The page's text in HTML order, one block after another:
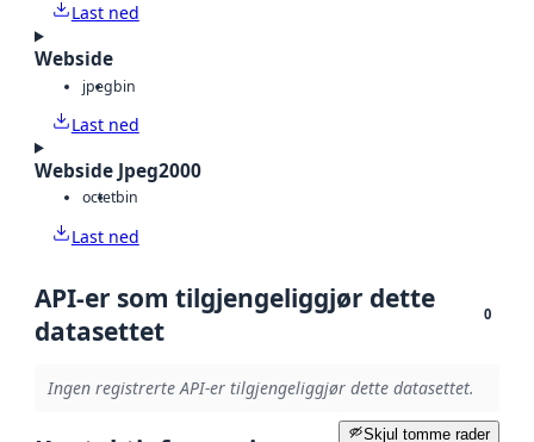
Last ned
Webside
jpegbin
Last ned
Webside Jpeg2000
octetbin
Last ned
API-er som tilgjengeliggjør dette
datasettet
0
Ingen registrerte API-er tilgjengeliggjør dette datasettet.
Skjul tomme rader